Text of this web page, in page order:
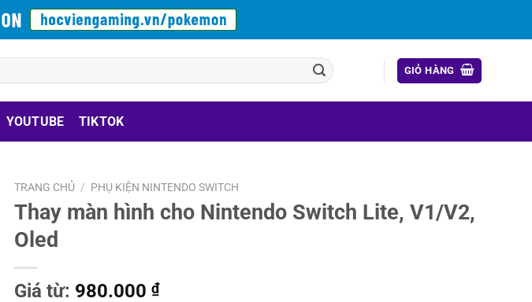
GIỎ HÀNG
YOUTUBE TIKTOK
TRANG CHỦ / PHỤ KIỆN NINTENDO SWITCH
Thay màn hình cho Nintendo Switch Lite, V1/V2,
Oled
Giá từ: 980.000 ₫